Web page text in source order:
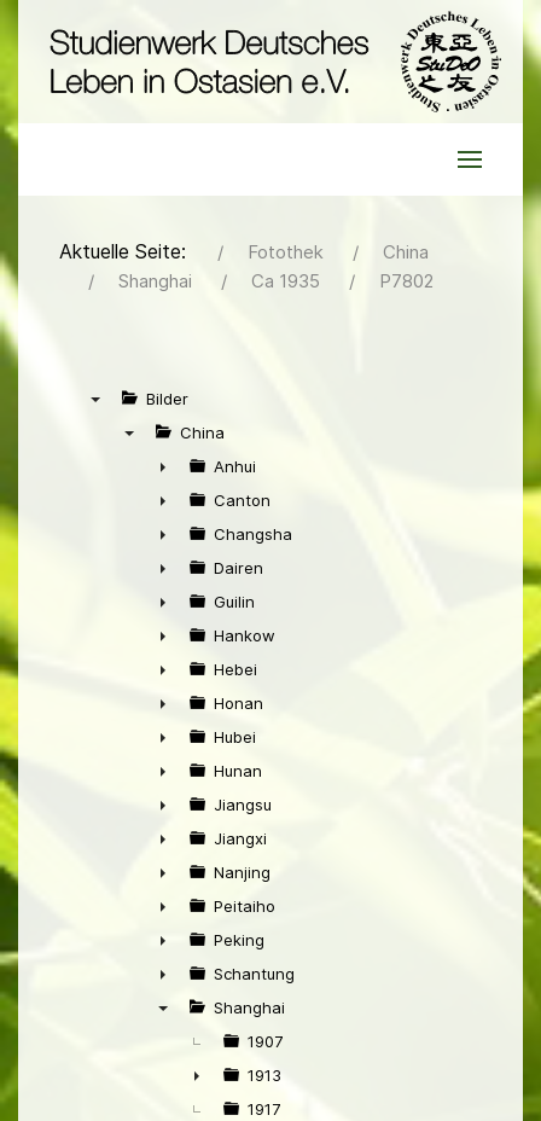
Aktuelle Seite: Fotothek
China
Shanghai
Ca 1935 P7802
Bilder
China
►
Anhui
►
Canton
►
Changsha
►
Dairen
►
Guilin
►
Hankow
►
Hebei
►
Honan
►
Hubei
►
Hunan
►
Jiangsu
►
Jiangxi
►
Nanjing
►
Peitaiho
►
Peking
►
Schantung
Shanghai
1907
►
1913
1917